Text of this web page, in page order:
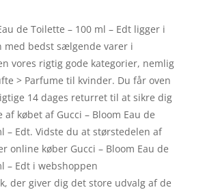
de Toilette – 100 ml – Edt ligger i
med bedst sælgende varer i
vores rigtig gode kategorier, nemlig
> Parfume til kvinder. Du får oven
14 dages returret til at sikre dig
købet af Gucci – Bloom Eau de
– Edt. Vidste du at størstedelen af
online køber Gucci – Bloom Eau de
– Edt i webshoppen
der giver dig det store udvalg af de